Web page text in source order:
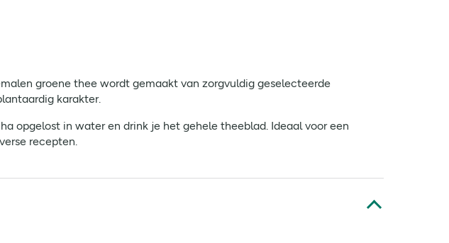
groene thee wordt gemaakt van zorgvuldig geselecteerde
karakter.
opgelost in water en drink je het gehele theeblad. Ideaal voor een
recepten.